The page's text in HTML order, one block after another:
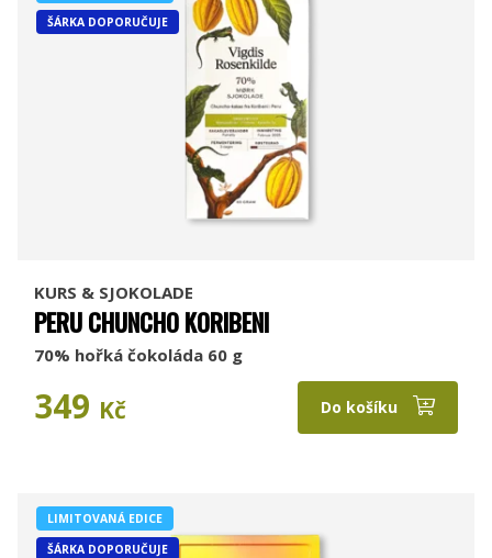
ŠÁRKA DOPORUČUJE
KURS & SJOKOLADE
PERU CHUNCHO KORIBENI
70% hořká čokoláda 60 g
349 Kč Do košíku
LIMITOVANÁ EDICE
ŠÁRKA DOPORUČUJE